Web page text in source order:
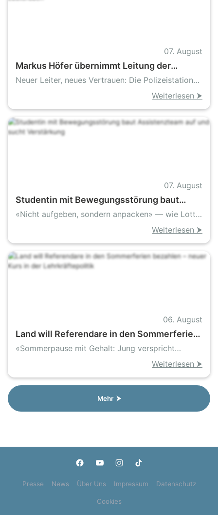
07. August
Markus Höfer übernimmt Leitung der
Polizeistation Lauterbach
Neuer Leiter, neues Vertrauen: Die Polizeistation
Lauterbach startet in eine ruhige, erfahrene Ära
Weiterlesen ⮞
07. August
Studentin mit Bewegungsstörung baut
Assistenzteam auf und sucht Verstärkung
«Nicht aufgeben, sondern anpacken» — wie Lotte
mit Hund und Team den Alltag neu gestaltetWeiterlesen ⮞
06. August
Land will Referendare in den Sommerferien
bezahlen – neuer Kurs in der
«Sommerpause mit Gehalt: Jung verspricht
Weiterlesen ⮞
Mehr ⮞
Presse News Über Uns Impressum Datenschutz
Cookies